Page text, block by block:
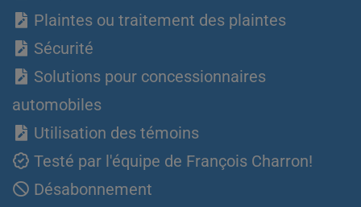
Plaintes ou traitement des plaintes
Sécurité
Solutions pour concessionnaires
automobiles
Utilisation des témoins
Testé par l'équipe de François Charron!
Désabonnement